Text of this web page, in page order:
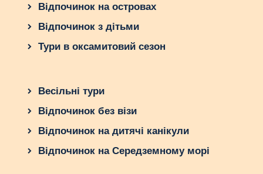
Відпочинок на островах
Відпочинок з дітьми
Тури в оксамитовий сезон
Весільні тури
Відпочинок без візи
Відпочинок на дитячі канікули
Відпочинок на Середземному морі